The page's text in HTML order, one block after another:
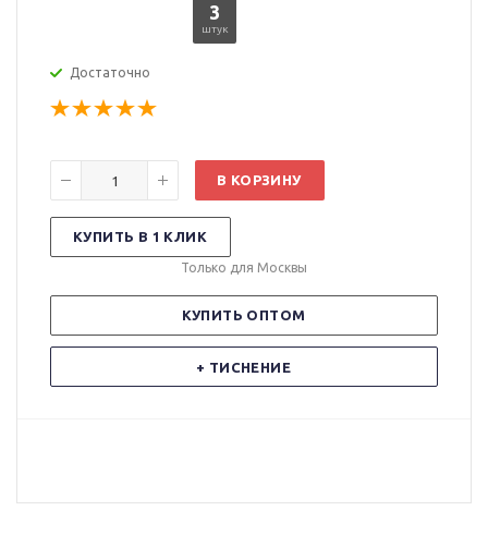
3
штук
Достаточно
В КОРЗИНУ
КУПИТЬ В 1 КЛИК
Только для Москвы
КУПИТЬ ОПТОМ
+ ТИСНЕНИЕ